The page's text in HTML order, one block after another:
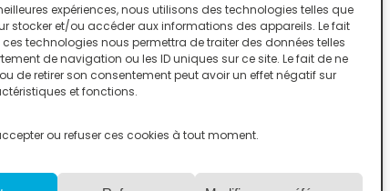
expériences, nous utilisons des technologies telles que
stocker et/ou accéder aux informations des appareils. Le fait
technologies nous permettra de traiter des données telles
de navigation ou les ID uniques sur ce site. Le fait de ne
de retirer son consentement peut avoir un effet négatif sur
et fonctions.
ou refuser ces cookies à tout moment.
Médecine Interne
Plus (Médecine Interne)
Plus (Neurologie)